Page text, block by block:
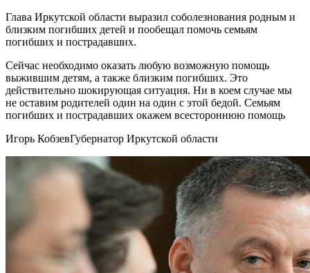
Глава Иркутской области выразил соболезнования родным и
близким погибших детей и пообещал помочь семьям
погибших и пострадавших.
Сейчас необходимо оказать любую возможную помощь
выжившим детям, а также близким погибших. Это
действительно шокирующая ситуация. Ни в коем случае мы
не оставим родителей один на один с этой бедой. Семьям
погибших и пострадавших окажем всестороннюю помощь
Игорь КобзевГубернатор Иркутской области